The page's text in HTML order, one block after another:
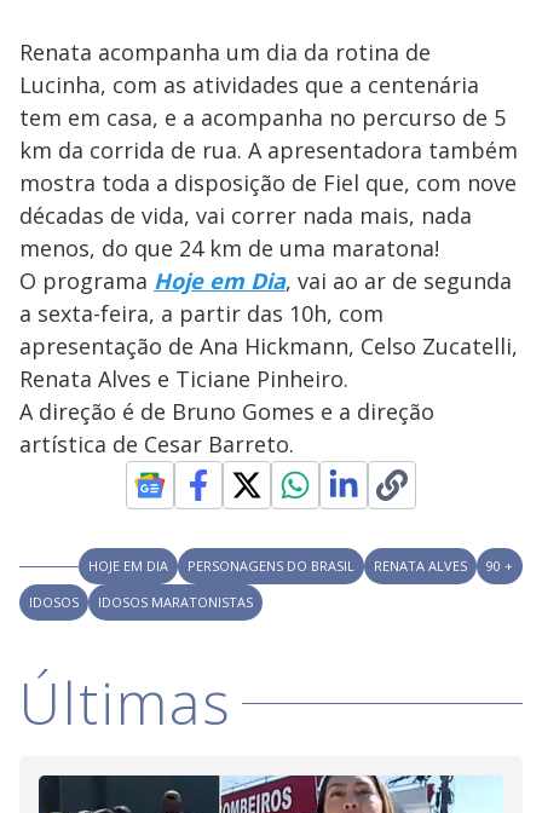
Renata acompanha um dia da rotina de
Lucinha, com as atividades que a centenária
tem em casa, e a acompanha no percurso de 5
km da corrida de rua. A apresentadora também
mostra toda a disposição de Fiel que, com nove
décadas de vida, vai correr nada mais, nada
menos, do que 24 km de uma maratona!
O programa Hoje em Dia, vai ao ar de segunda
a sexta-feira, a partir das 10h, com
apresentação de Ana Hickmann, Celso Zucatelli,
Renata Alves e Ticiane Pinheiro.
A direção é de Bruno Gomes e a direção
artística de Cesar Barreto.
HOJE EM DIA PERSONAGENS DO BRASIL RENATA ALVES
90 +
IDOSOS
IDOSOS MARATONISTAS
Últimas